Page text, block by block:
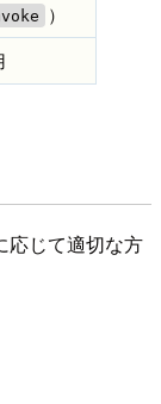
）
応じて適切な方